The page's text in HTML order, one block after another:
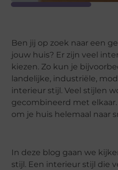
Ben jij op zoek naar een
jouw huis? Er zijn veel
kiezen. Zo kun je
landelijke, industriële,
interieur stijl. Veel stijlen
gecombineerd met
om je huis helemaal naar
In deze blog gaan we
stijl. Een interieur stijl die